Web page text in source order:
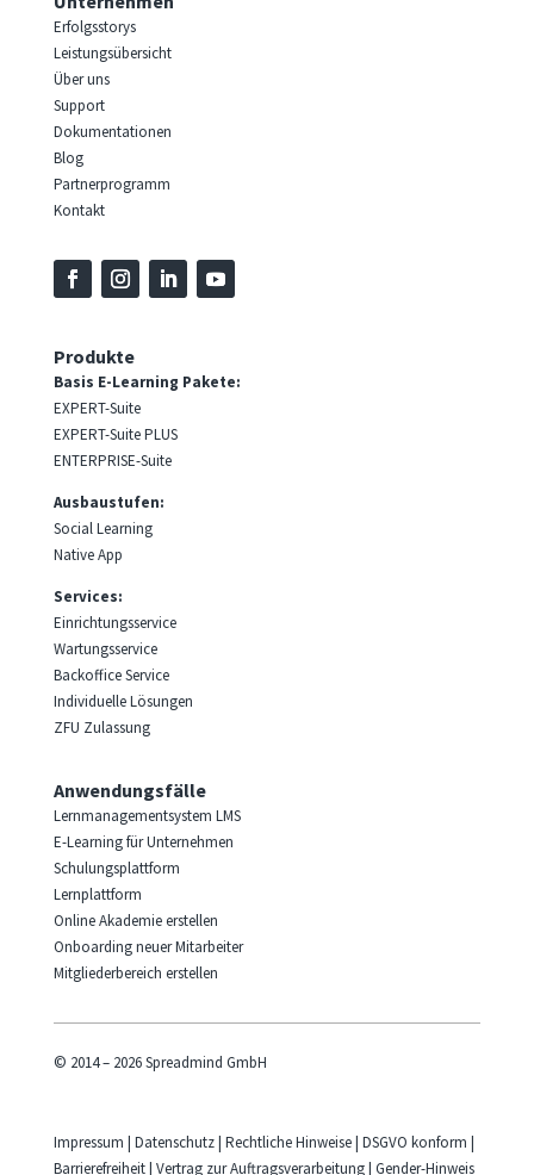
Erfolgsstorys
Leistungsübersicht
Über uns
Support
Dokumentationen
Blog
Partnerprogramm
Kontakt
Produkte
Basis E-Learning Pakete:
EXPERT-Suite
EXPERT-Suite PLUS
ENTERPRISE-Suite
Ausbaustufen:
Social Learning
Native App
Services:
Einrichtungsservice
Wartungsservice
Backoffice Service
Individuelle Lösungen
ZFU Zulassung
Anwendungsfälle
Lernmanagementsystem LMS
E-Learning für Unternehmen
Schulungsplattform
Lernplattform
Online Akademie erstellen
Onboarding neuer Mitarbeiter
Mitgliederbereich erstellen
© 2014 – 2026 Spreadmind GmbH
Impressum | Datenschutz| Rechtliche Hinweise| DSGVO konform |
Barrierefreiheit| Vertrag zur Auftragsverarbeitung| Gender-Hinweis